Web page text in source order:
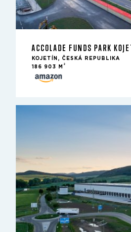
ACCOLADE FUNDS PARK
KOJETÍN, ČESKÁ REPUBLIKA
186 903 M
2